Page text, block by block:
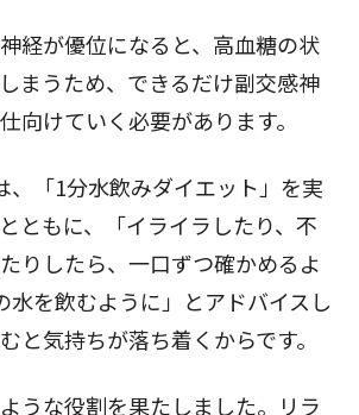
経が優位になると、高血糖の状
まうため、できるだけ副交感神
向けていく必要があります。
、「1分水飲みダイエット」を実
ともに、「イライラしたり、不
りしたら、一口ずつ確かめるよ
水を飲むように」とアドバイスし
と気持ちが落ち着くからです。
うな役割を果たしました。リラ